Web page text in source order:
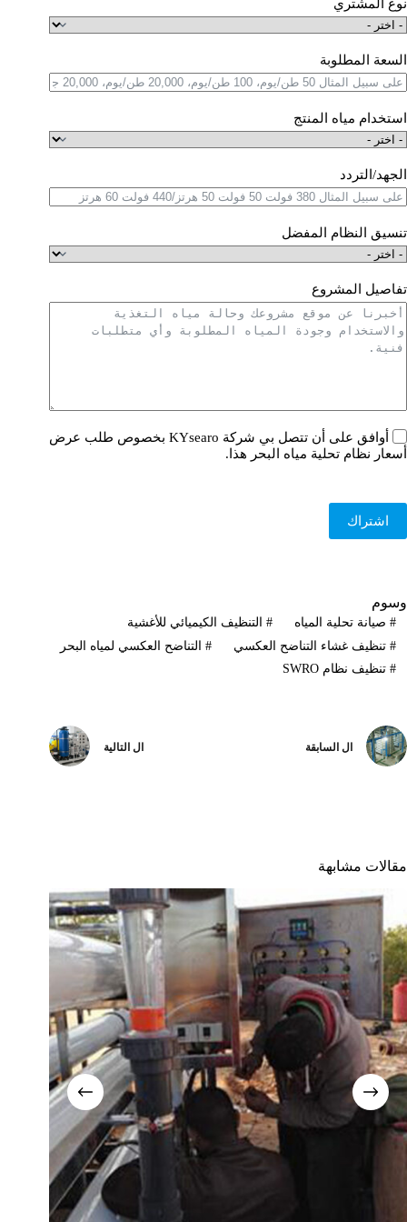
نوع المشتري
السعة المطلوبة
استخدام مياه المنتج
الجهد/التردد
تنسيق النظام المفضل
تفاصيل المشروع
أوافق على أن تتصل بي شركة KYsearo بخصوص طلب عرض
أسعار نظام تحلية مياه البحر هذا.
اشتراك
وسوم
#صيانة تحلية المياه #التنظيف الكيميائي للأغشية
#تنظيف غشاء التناضح العكسي #التناضح العكسي لمياه البحر
#تنظيف نظام SWRO
ال السابقة ال التالية
مقالات مشابهة